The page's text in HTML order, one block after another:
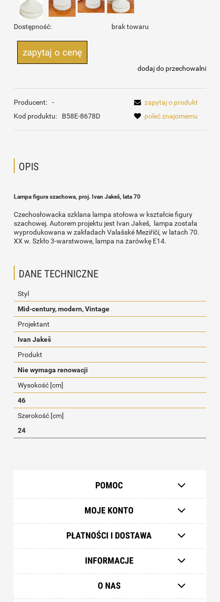
Dostępność: brak towaru
zapytaj o cenę
dodaj do przechowalni
Producent:
-
Kod produktu:
B58E-8678D
zapytaj o produkt
poleć znajomemu
OPIS
Lampa figura szachowa, proj. Ivan Jakeš, lata 70
Czechosłowacka szklana lampa stołowa w kształcie figury
szachowej. Autorem projektu jest Ivan Jakeš, lampa została
wyprodukowana w zakładach Valašské Meziříčí, w latach 70.
XX w. Szkło 3-warstwowe, lampa na żarówkę E14.
DANE TECHNICZNE
Styl
Mid-century, modern, Vintage
Projektant
Ivan Jakeš
Produkt
Nie wymaga renowacji
Wysokość [cm]
46
Szerokość [cm]
24
POMOC
MOJE KONTO
PŁATNOŚCI I DOSTAWA
INFORMACJE
O NAS